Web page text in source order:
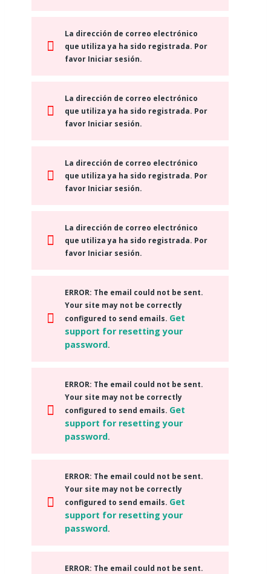
La dirección de correo electrónico
que utiliza ya ha sido registrada. Por
favor Iniciar sesión.
La dirección de correo electrónico
que utiliza ya ha sido registrada. Por
favor Iniciar sesión.
La dirección de correo electrónico
que utiliza ya ha sido registrada. Por
favor Iniciar sesión.
La dirección de correo electrónico
que utiliza ya ha sido registrada. Por
favor Iniciar sesión.
ERROR: The email could not be sent.
Your site may not be correctly
configured to send emails. Get
support for resetting your
password.
ERROR: The email could not be sent.
Your site may not be correctly
configured to send emails. Get
support for resetting your
password.
ERROR: The email could not be sent.
Your site may not be correctly
configured to send emails. Get
support for resetting your
password.
ERROR: The email could not be sent.